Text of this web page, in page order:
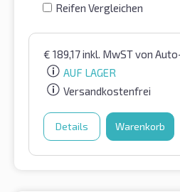
Reifen Vergleichen
€ 189,17inkl. MwSTvon
AUF LAGER
Versandkostenfrei
Details Warenkorb